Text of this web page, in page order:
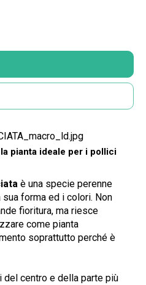
pianta ideale per i pollici
è una specie perenne
forma ed i colori. Non
fioritura, ma riesce
come pianta
soprattutto perché è
del centro e della parte più